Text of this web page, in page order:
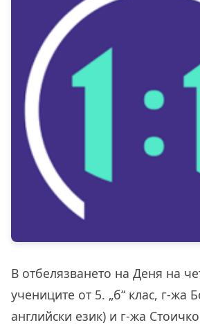
В отбелязването на Деня на
учениците от 5. „б“ клас, г-жа
английски език) и г-жа